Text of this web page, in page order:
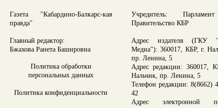
Газета "Кабардино-Балкарс-кая
правда"
Главный редактор:
Бжахова Ранета Башировна
Политика обработки
персональных данных
Политика конфиденциальности
Учредитель:
Правительство КБР
Адрес издателя (ГКУ
Медиа"): 360017, КБР, г.
пр. Ленина, 5
Адрес редакции: 360017,
Нальчик, пр. Ленина, 5
Телефон редакции: 8(8662)
42
Адрес электронной